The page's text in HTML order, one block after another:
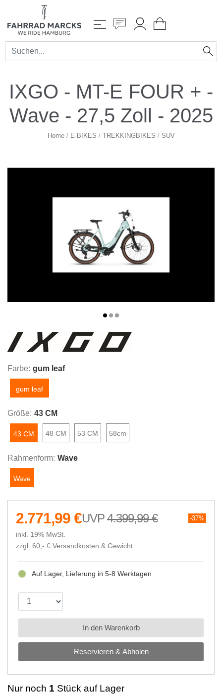
IXGO - MT-E FOUR + -
Wave - 27,5 Zoll - 2025
Home/ E-BIKES / TREKKINGBIKES / SUV
Farbe: gum leaf
gum leaf
Größe: 43 CM
43 CM 48 CM 53 CM 58cm
Rahmenform: Wave
Wave
4.399,99 € 37%
2.771,99 €
inkl. 19% MwSt.
zzgl. 60,- € Versandkosten & Gewicht
Reservieren & Abholen
Auf Lager, Lieferung in 5-8 Werktagen
In den Warenkorb
Nur noch 1 Stück auf Lager